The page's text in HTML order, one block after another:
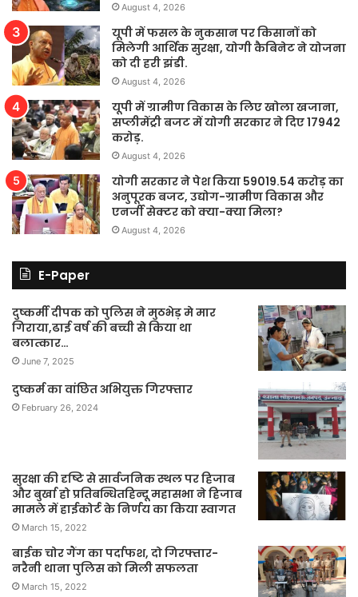
August 4, 2026
यूपी में फसल के नुकसान पर किसानों को
मिलेगी आर्थिक सुरक्षा, योगी कैबिनेट ने योजना
को दी हरी झंडी.
August 4, 2026
यूपी में ग्रामीण विकास के लिए खोला खजाना,
सप्लीमेंट्री बजट में योगी सरकार ने दिए 17942
करोड़.
August 4, 2026
योगी सरकार ने पेश किया 59019.54 करोड़ का
अनुपूरक बजट, उद्योग-ग्रामीण विकास और
एनर्जी सेक्टर को क्या-क्या मिला?
August 4, 2026
E-Paper
दुष्कर्मी दीपक को पुलिस ने मुठभेड़ मे मार
गिराया,ढाई वर्ष की बच्ची से किया था
बलात्कार…
June 7, 2025
दुष्कर्म का वांछित अभियुक्त गिरफ्तार
February 26, 2024
सुरक्षा की दृष्टि से सार्वजनिक स्थल पर हिजाब
और बुर्खा हो प्रतिबन्धितहिन्दू महासभा ने हिजाब
मामले में हाईकोर्ट के निर्णय का किया स्वागत
March 15, 2022
बाईक चोर गैंग का पर्दाफश, दो गिरफ्तार-
नरैनी थाना पुलिस को मिली सफलता
March 15, 2022